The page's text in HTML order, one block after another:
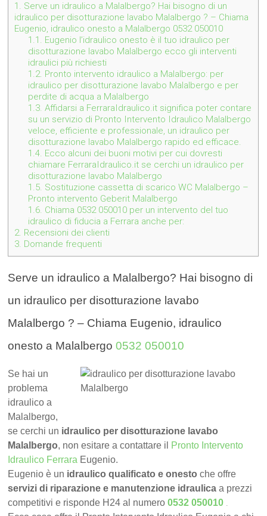
1. Serve un idraulico a Malalbergo? Hai bisogno di un
idraulico per disotturazione lavabo Malalbergo ? – Chiama
Eugenio, idraulico onesto a Malalbergo 0532 050010
1.1. Eugenio l’idraulico onesto è il tuo idraulico per
disotturazione lavabo Malalbergo ecco gli interventi
idraulici più richiesti
1.2. Pronto intervento idraulico a Malalbergo: per
idraulico per disotturazione lavabo Malalbergo e per
perdite di acqua a Malalbergo
1.3. Affidarsi a FerraraIdraulico.it significa poter contare
su un servizio di Pronto Intervento Idraulico Malalbergo
veloce, efficiente e professionale, un idraulico per
disotturazione lavabo Malalbergo rapido ed efficace.
1.4. Ecco alcuni dei buoni motivi per cui dovresti
chiamare FerraraIdraulico.it se cerchi un idraulico per
disotturazione lavabo Malalbergo
1.5. Sostituzione cassetta di scarico WC Malalbergo –
Pronto intervento Geberit Malalbergo
1.6. Chiama 0532 050010 per un intervento del tuo
idraulico di fiducia a Ferrara anche per:
2. Recensioni dei clienti
3. Domande frequenti
Serve un idraulico a Malalbergo? Hai bisogno di
un idraulico per disotturazione lavabo
Malalbergo ? – Chiama Eugenio, idraulico
onesto a Malalbergo0532 050010
Se hai un
problema
idraulico a
Malalbergo,
se cerchi un idraulico per disotturazione lavabo
Malalbergo, non esitare a contattare il Pronto Intervento
Idraulico Ferrara Eugenio.
Eugenio è un idraulico qualificato e onesto che offre
servizi di riparazione e manutenzione idraulica a prezzi
competitivi e risponde H24 al numero0532 050010 .